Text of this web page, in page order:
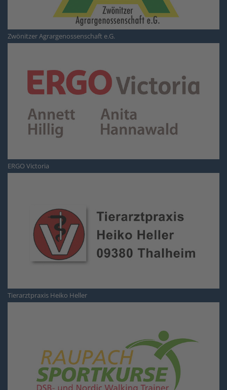
Zwönitzer Agrargenossenschaft e.G.
ERGO Victoria
Tierarztpraxis Heiko Heller